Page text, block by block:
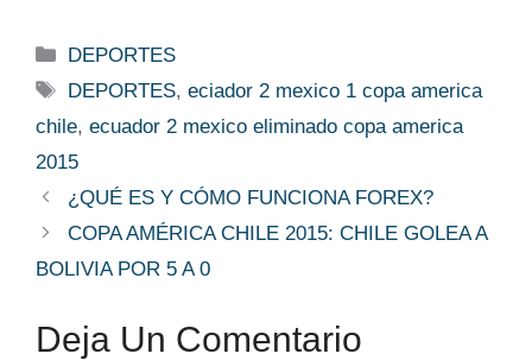
Categorías
DEPORTES
Etiquetas
DEPORTES,eciador 2 mexico 1 copa america
chile, ecuador 2 mexico eliminado copa america
2015
¿QUÉ ES Y CÓMO FUNCIONA FOREX?
COPA AMÉRICA CHILE 2015: CHILE GOLEA A
BOLIVIA POR 5 A 0
Deja Un Comentario